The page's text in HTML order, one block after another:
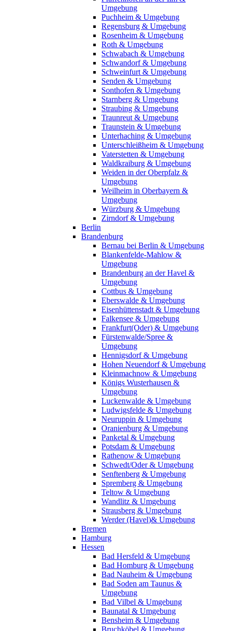
Umgebung
Puchheim & Umgebung
Regensburg & Umgebung
Rosenheim & Umgebung
Roth & Umgebung
Schwabach & Umgebung
Schwandorf & Umgebung
Schweinfurt & Umgebung
Senden & Umgebung
Sonthofen & Umgebung
Starnberg & Umgebung
Straubing & Umgebung
Traunreut & Umgebung
Traunstein & Umgebung
Unterhaching & Umgebung
Unterschleißheim & Umgebung
Vaterstetten & Umgebung
Waldkraiburg & Umgebung
Weiden in der Oberpfalz &
Umgebung
Weilheim in Oberbayern &
Umgebung
Würzburg & Umgebung
Zirndorf & Umgebung
Berlin
Brandenburg
Bernau bei Berlin & Umgebung
Blankenfelde-Mahlow &
Umgebung
Brandenburg an der Havel &
Umgebung
Cottbus & Umgebung
Eberswalde & Umgebung
Eisenhüttenstadt & Umgebung
Falkensee & Umgebung
Frankfurt(Oder) & Umgebung
Fürstenwalde/Spree &
Umgebung
Hennigsdorf & Umgebung
Hohen Neuendorf & Umgebung
Kleinmachnow & Umgebung
Königs Wusterhausen &
Umgebung
Luckenwalde & Umgebung
Ludwigsfelde & Umgebung
Neuruppin & Umgebung
Oranienburg & Umgebung
Panketal & Umgebung
Potsdam & Umgebung
Rathenow & Umgebung
Schwedt/Oder & Umgebung
Senftenberg & Umgebung
Spremberg & Umgebung
Teltow & Umgebung
Wandlitz & Umgebung
Strausberg & Umgebung
Werder (Havel)& Umgebung
Bremen
Hamburg
Hessen
Bad Hersfeld & Umgebung
Bad Homburg & Umgebung
Bad Nauheim & Umgebung
Bad Soden am Taunus &
Umgebung
Bad Vilbel & Umgebung
Baunatal & Umgebung
Bensheim & Umgebung
Bruchköbel & Umgebung